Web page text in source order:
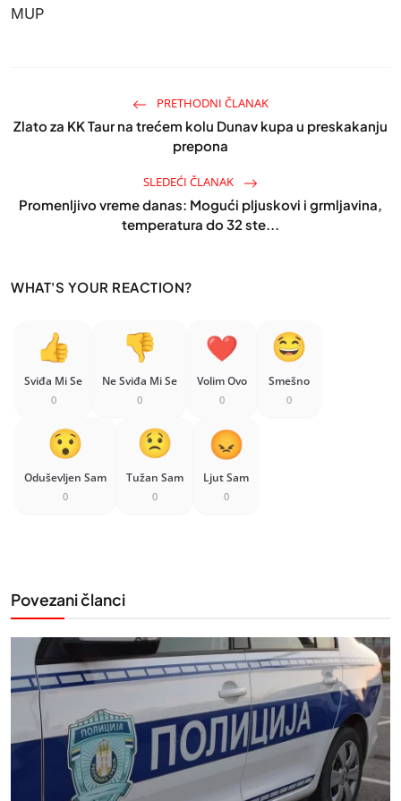
MUP
PRETHODNI ČLANAK
Zlato za KK Taur na trećem kolu Dunav kupa u preskakanju
prepona
SLEDEĆI ČLANAK
Promenljivo vreme danas: Mogući pljuskovi i grmljavina,
temperatura do 32 ste...
WHAT'S YOUR REACTION?
Sviđa Mi Se
0
Ne Sviđa Mi Se
0
Volim Ovo
0
Smešno
0
Oduševljen Sam
0
Tužan Sam
0
Ljut Sam
0
Povezani članci